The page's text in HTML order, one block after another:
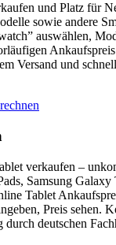
und Platz für
sowie andere
auswählen,
Versand und
verkaufen –
Samsung Galaxy
Tablet
Preis sehen.
durch deutschen